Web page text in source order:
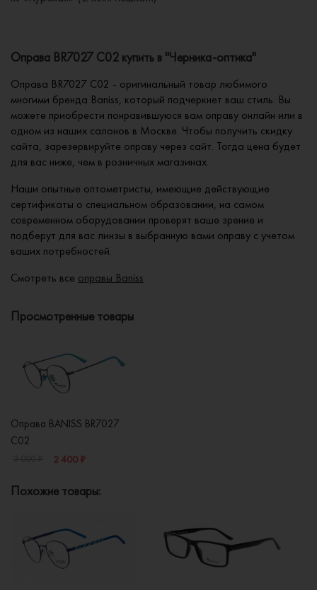
Оправа BR7027 C02 купить в "Черника-оптика"
Оправа BR7027 C02 - оригинальный товар любимого
многими бренда Baniss, который подчеркнет ваш стиль. Вы
можете приобрести понравившуюся вам оправу онлайн или в
одном из наших салонов в Москве. Чтобы получить скидку
сайта, зарезервируйте оправу через сайт. Тогда цена будет
для вас ниже, чем в розничных магазинах.
Наши опытные оптометристы, имеющие действующие
сертификаты о специальном образовании, на самом
современном оборудовании проверят ваше зрение и
подберут для вас линзы в выбранную вами оправу с учетом
ваших потребностей.
Смотреть все оправы Baniss
Просмотренные товары
Оправа BANISS BR7027
C02
2 400 ₽
Похожие товары: